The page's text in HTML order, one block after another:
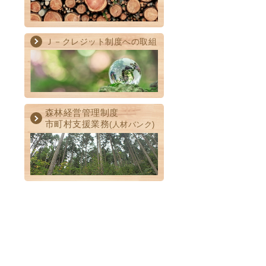
Ｊ－クレジット制度への取組
森林経営管理制度
市町村支援業務(人材バンク)